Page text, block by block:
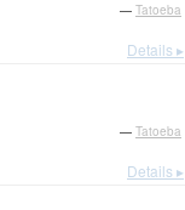
— Tatoeba
Details ▸
— Tatoeba
Details ▸